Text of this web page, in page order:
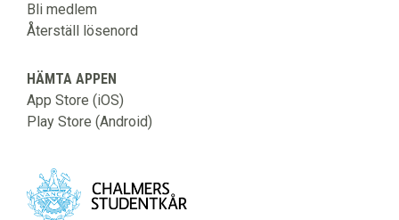
Bli medlem
Återställ lösenord
HÄMTA APPEN
App Store (iOS)
Play Store (Android)